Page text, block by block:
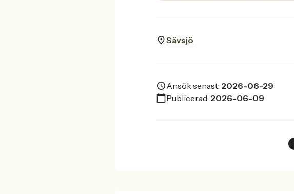
Sävsjö
Ansök senast: 2026-06-29
Publicerad: 2026-06-09